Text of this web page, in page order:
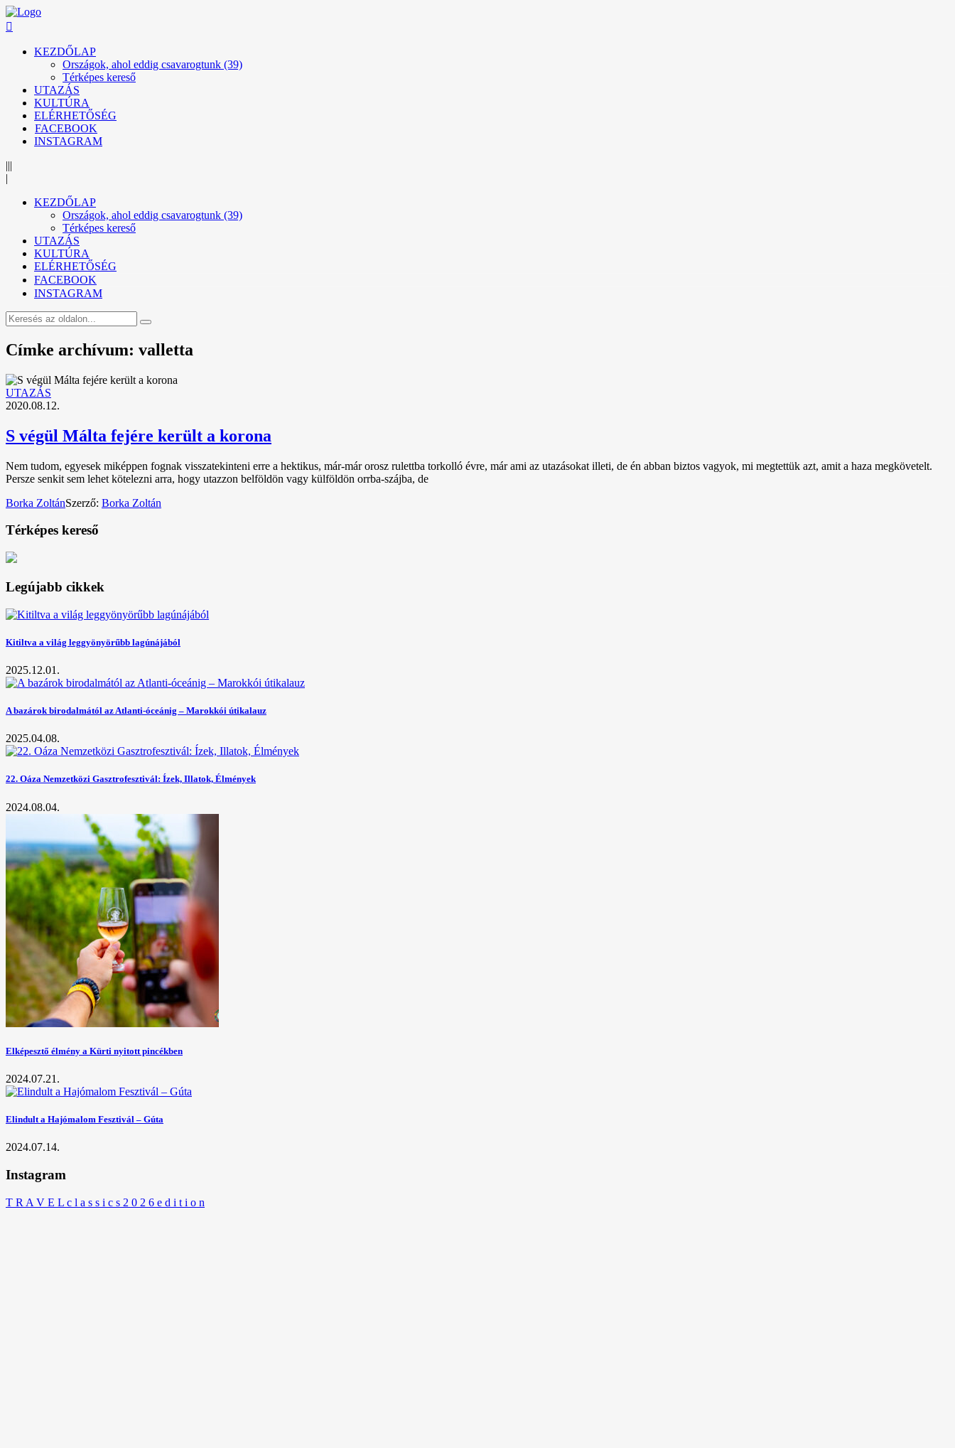
KEZDŐLAP
Országok, ahol eddig csavarogtunk (39)
Térképes kereső
UTAZÁS
KULTÚRA
ELÉRHETŐSÉG
FACEBOOK
INSTAGRAM
|||
|
KEZDŐLAP
Országok, ahol eddig csavarogtunk (39)
Térképes kereső
UTAZÁS
KULTÚRA
ELÉRHETŐSÉG
FACEBOOK
INSTAGRAM
Címke archívum: valletta
UTAZÁS
2020.08.12.
S végül Málta fejére került a korona
Nem tudom, egyesek miképpen fognak visszatekinteni erre a hektikus, már-már orosz rulettba torkolló évre, már ami az utazásokat illeti, de én abban biztos vagyok, mi megtettük azt, amit a haza megkövetelt.
Persze senkit sem lehet kötelezni arra, hogy utazzon belföldön vagy külföldön orrba-szájba, de
Borka ZoltánSzerző: Borka Zoltán
Térképes kereső
Legújabb cikkek
Kitiltva a világ leggyönyörűbb lagúnájából
2025.12.01.
A bazárok birodalmától az Atlanti-óceánig – Marokkói útikalauz
2025.04.08.
22. Oáza Nemzetközi Gasztrofesztivál: Ízek, Illatok, Élmények
2024.08.04.
Elképesztő élmény a Kürti nyitott pincékben
2024.07.21.
Elindult a Hajómalom Fesztivál – Gúta
2024.07.14.
Instagram
T R A V E L c l a s s i c s 2 0 2 6 e d i t i o n